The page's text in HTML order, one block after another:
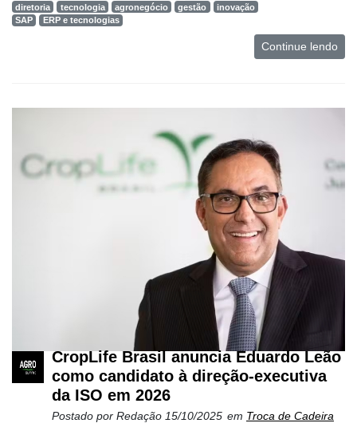
diretoria
tecnologia agronegócio gestão
inovação
SAP
ERP e tecnologias
Continue lendo
CropLife Brasil anuncia Eduardo Leão
como candidato à direção-executiva
da ISO em 2026
Postado por Redação 15/10/2025 em Troca de Cadeira